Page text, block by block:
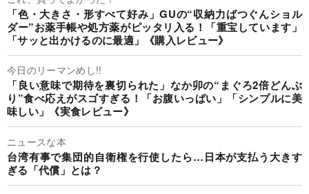
「色・大きさ・形すべて好み」GUの“収納力ばつぐんショル
ダー”お薬手帳や処方薬がピッタリ入る！「重宝しています」
「サッと出かけるのに最適」《購入レビュー》
今日のリーマンめし!!
「良い意味で期待を裏切られた」なか卯の“まぐろ2倍どんぶ
り”食べ応えがスゴすぎる！「お腹いっぱい」「シンプルに美
味しい」《実食レビュー》
ニュースな本
台湾有事で集団的自衛権を行使したら…日本が支払う大きす
ぎる「代償」とは？